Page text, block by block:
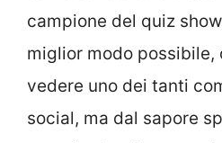
campione del quiz show
miglior modo possibile,
vedere uno dei tanti
social, ma dal sapore